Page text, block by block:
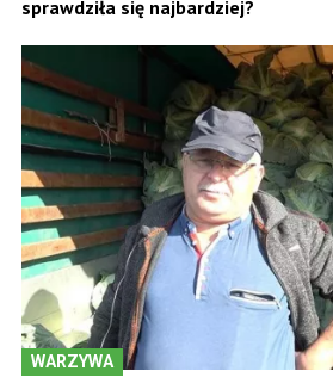
sprawdziła się najbardziej?
WARZYWA